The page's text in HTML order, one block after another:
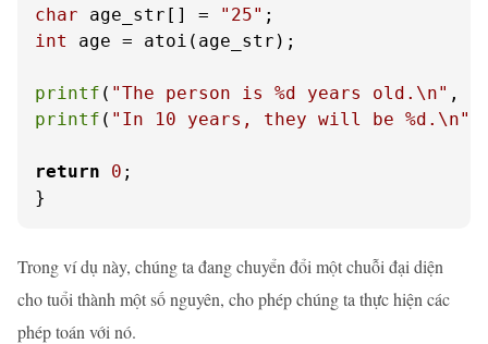
char age_str[] = "25"
int
age = atoi(age_str);
printf ( "The person is %d years old.\n"
printf ( "In 10 years, they will be %d.\n"
return 0 ;
}
Trong ví dụ này, chúng ta đang chuyển đổi một chuỗi đại diện
cho tuổi thành một số nguyên, cho phép chúng ta thực hiện các
phép toán với nó.